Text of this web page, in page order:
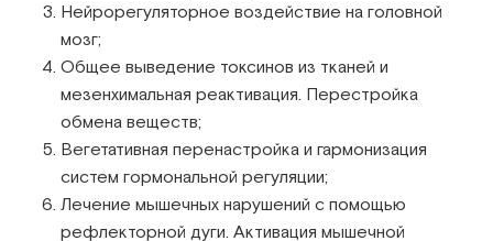
Нейрорегуляторное воздействие на головной
мозг;
Общее выведение токсинов из тканей и
мезенхимальная реактивация. Перестройка
обмена веществ;
Вегетативная перенастройка и гармонизация
систем гормональной регуляции;
Лечение мышечных нарушений с помощью
рефлекторной дуги. Активация мышечной